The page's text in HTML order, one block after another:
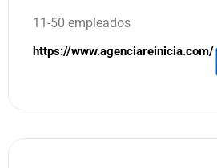
11-50 empleados
https://www.agenciareinicia.com/